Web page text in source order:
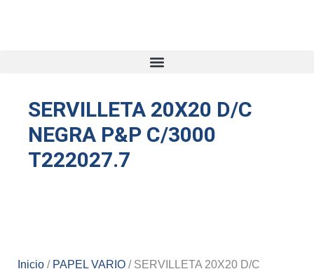
SERVILLETA 20X20 D/C
NEGRA P&P C/3000
T222027.7
Inicio / PAPEL VARIO / SERVILLETA 20X20 D/C